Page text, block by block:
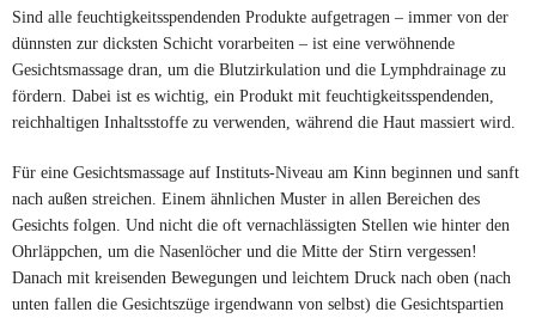
Sind alle feuchtigkeitsspendenden Produkte aufgetragen – immer von der
dünnsten zur dicksten Schicht vorarbeiten – ist eine verwöhnende
Gesichtsmassage dran, um die Blutzirkulation und die Lymphdrainage zu
fördern. Dabei ist es wichtig, ein Produkt mit feuchtigkeitsspendenden,
reichhaltigen Inhaltsstoffe zu verwenden, während die Haut massiert wird.
Für eine Gesichtsmassage auf Instituts-Niveau am Kinn beginnen und sanft
nach außen streichen. Einem ähnlichen Muster in allen Bereichen des
Gesichts folgen. Und nicht die oft vernachlässigten Stellen wie hinter den
Ohrläppchen, um die Nasenlöcher und die Mitte der Stirn vergessen!
Danach mit kreisenden Bewegungen und leichtem Druck nach oben (nach
unten fallen die Gesichtszüge irgendwann von selbst) die Gesichtspartien